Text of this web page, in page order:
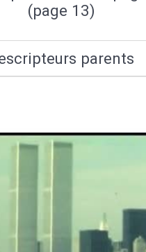
(page 13)
parents